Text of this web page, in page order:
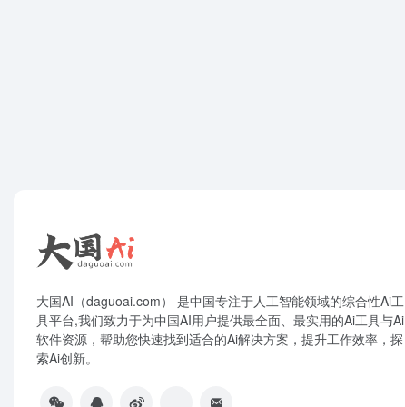
大国AI（daguoai.com） 是中国专注于人工智能领域的综合性Ai工
具平台,我们致力于为中国AI用户提供最全面、最实用的Ai工具与Ai
软件资源，帮助您快速找到适合的Ai解决方案，提升工作效率，探
索Ai创新。